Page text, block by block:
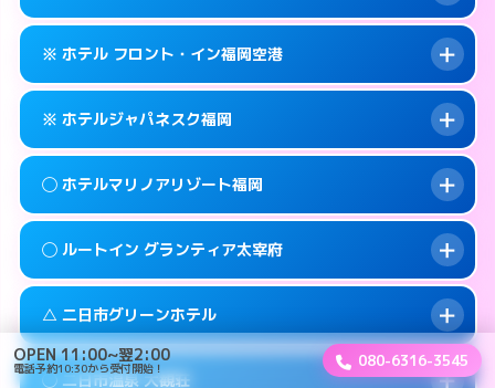
info このホテルの詳細ページを見る →
smartphone 092-922-2131
map 筑紫野市湯町2-5-6
info このホテルの詳細ページを見る →
案内方法:
状況により派遣できません。
smartphone 092-592-0033
map 春日市上白水8-152
info このホテルの詳細ページを見る →
案内方法: 女性が直接お部屋まで伺います。
smartphone 092-642-0101
map 福岡市東区箱崎7-10-65
info このホテルの詳細ページを見る →
※ ホテル フロント・イン福岡空港
案内方法: カードキーにつきホテルの入り口で
待ち合わせ。
info このホテルの詳細ページを見る →
※ ホテルジャパネスク福岡
案内方法:
カードキーにつきホテルの入り口で
待ち合わせ。
map 福岡市東区箱崎6-18−12
info このホテルの詳細ページを見る →
◯ ホテルマリノアリゾート福岡
案内方法:
女性が直接お部屋まで伺います。
smartphone 092-895-5511
map 福岡市西区小戸2-12-43
◯ ルートイン グランティア太宰府
交通費:3,000円
案内方法:女性が直接お部屋まで伺います。
△ 二日市グリーンホテル
◯ 二日市温泉 大観荘
OPEN 11:00~翌2:00
電話予約10:30から受付開始！ 080-6316-3545